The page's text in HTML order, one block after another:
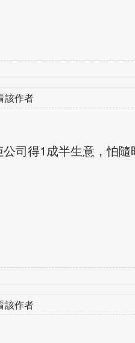
該作者
司得1成半生意，怕隨
該作者